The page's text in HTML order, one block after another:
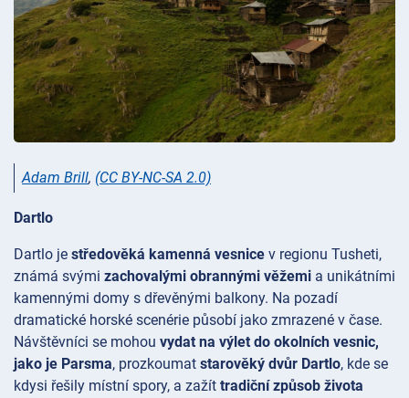
Adam Brill, (CC BY-NC-SA 2.0)
Dartlo
Dartlo je středověká kamenná vesnice v regionu Tusheti,
známá svými zachovalými obrannými věžemi a unikátními
kamennými domy s dřevěnými balkony. Na pozadí
dramatické horské scenérie působí jako zmrazené v čase.
Návštěvníci se mohou vydat na výlet do okolních vesnic,
jako je Parsma, prozkoumat starověký dvůr Dartlo, kde se
kdysi řešily místní spory, a zažít tradiční způsob života